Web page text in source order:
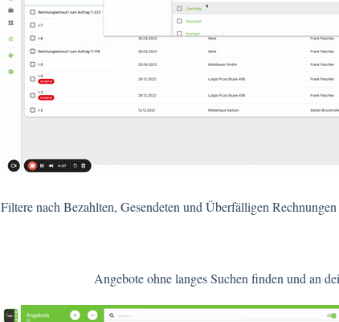
Filtere nach Bezahlten, Gesendeten und Überfälligen
Angebote ohne langes Suchen finden und an